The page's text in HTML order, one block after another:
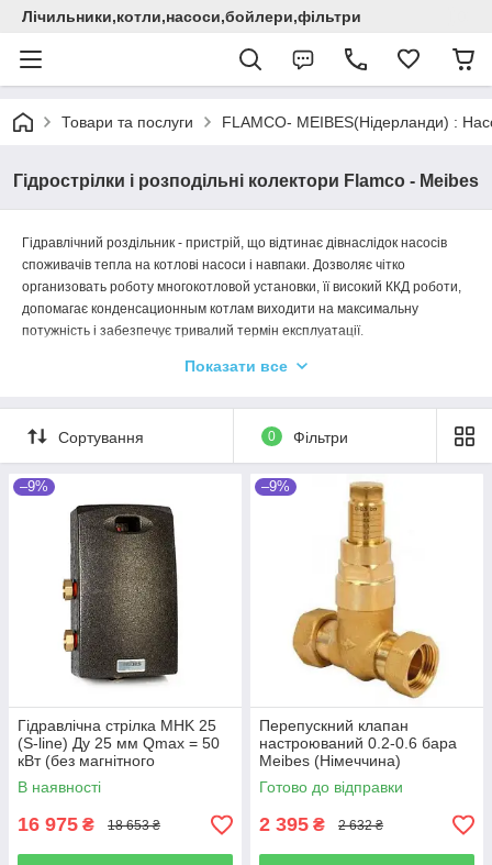
Лічильники,котли,насоси,бойлери,фільтри
Товари та послуги FLAMCO- MEIBES(Нідерланди) :
Гідрострілки і розподільні колектори Flamco - Meibes
Гідравлічний роздільник - пристрій, що відтинає дівнаслідок насосів
споживачів тепла на котлові насоси і навпаки. Дозволяє чітко
организовать роботу многокотловой установки, її високий ККД роботи,
допомагає конденсационным котлам виходити на максимальну
потужність і забезпечує тривалий термін експлуатації.
Додаткові функції гідравлічної стрілки Meibes: сепарація повітря,
ліній від декількох циркуляційних контурів, виключаючи суперництво
розподільний
колектор є кріпильної базою для швидкого і компактного
об'єднаннядекількох насосних груп і гидрострелки в єдину збірку.
Показати все
Сортування 0 Фільтри
–9%
Гідравлічна стрілка MHK 25
(S-line) Ду 25 мм Qmax = 50
кВт (без магнітного
сепаратора (66391.2)
В наявності
16 975 ₴ 18 653 ₴
–9%
Перепускний клапан
настроюваний 0.2-0.6 бара
Meibes (Німеччина)
Готово до відправки
2 395 ₴ 2 632 ₴